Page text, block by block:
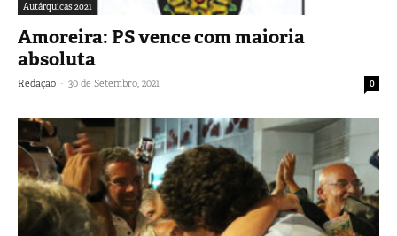
Autárquicas 2021
Amoreira: PS vence com maioria
absoluta
Redação - 30 de Setembro, 2021 0